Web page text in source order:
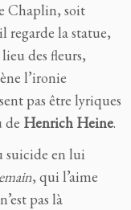
Chaplin, soit
regarde la statue,
des fleurs,
l’ironie
pas être lyriques
de Henrich Heine.
suicide en lui
, qui l’aime
pas là